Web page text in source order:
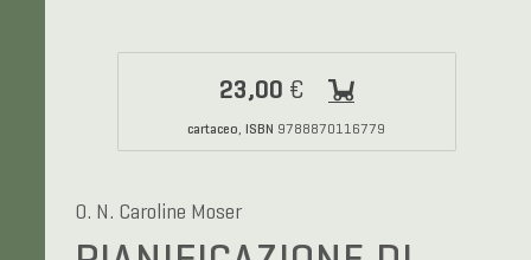
23,00 €
cartaceo, ISBN 9788870116779
O. N. Caroline Moser